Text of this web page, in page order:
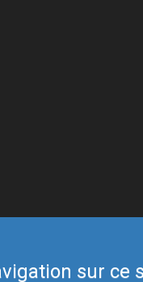
sur ce
Back to top